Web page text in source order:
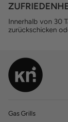
Innerhalb von 30
zurückschicken
Gas Grills